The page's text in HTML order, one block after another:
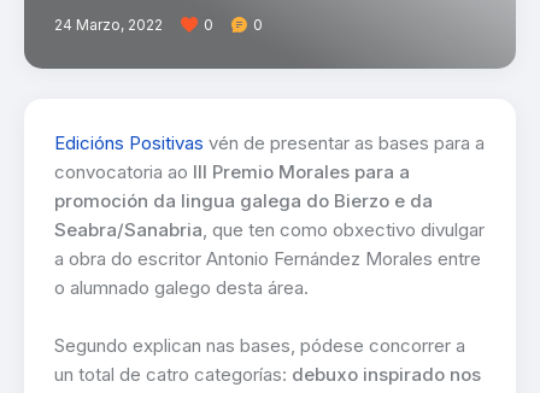
24 Marzo, 2022 0 0
Edicións Positivas vén de presentar as bases para a
convocatoria ao III Premio Morales para a
promoción da lingua galega do Bierzo e da
Seabra/Sanabria , que ten como obxectivo divulgar
a obra do escritor Antonio Fernández Morales entre
o alumnado galego desta área.
Segundo explican nas bases, pódese concorrer a
un total de catro categorías: debuxo inspirado nos